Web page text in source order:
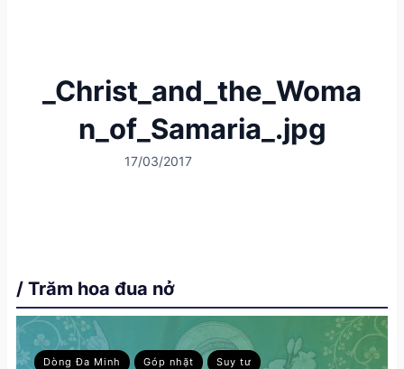
_Christ_and_the_Woma
n_of_Samaria_.jpg
17/03/2017
/ Trăm hoa đua nở
Dòng Đa Minh Góp nhặt Suy tư